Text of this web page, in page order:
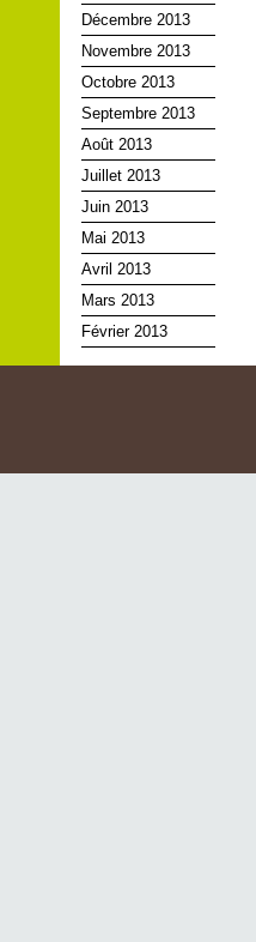
Décembre 2013
Novembre 2013
Octobre 2013
Septembre 2013
Août 2013
Juillet 2013
Juin 2013
Mai 2013
Avril 2013
Mars 2013
Février 2013